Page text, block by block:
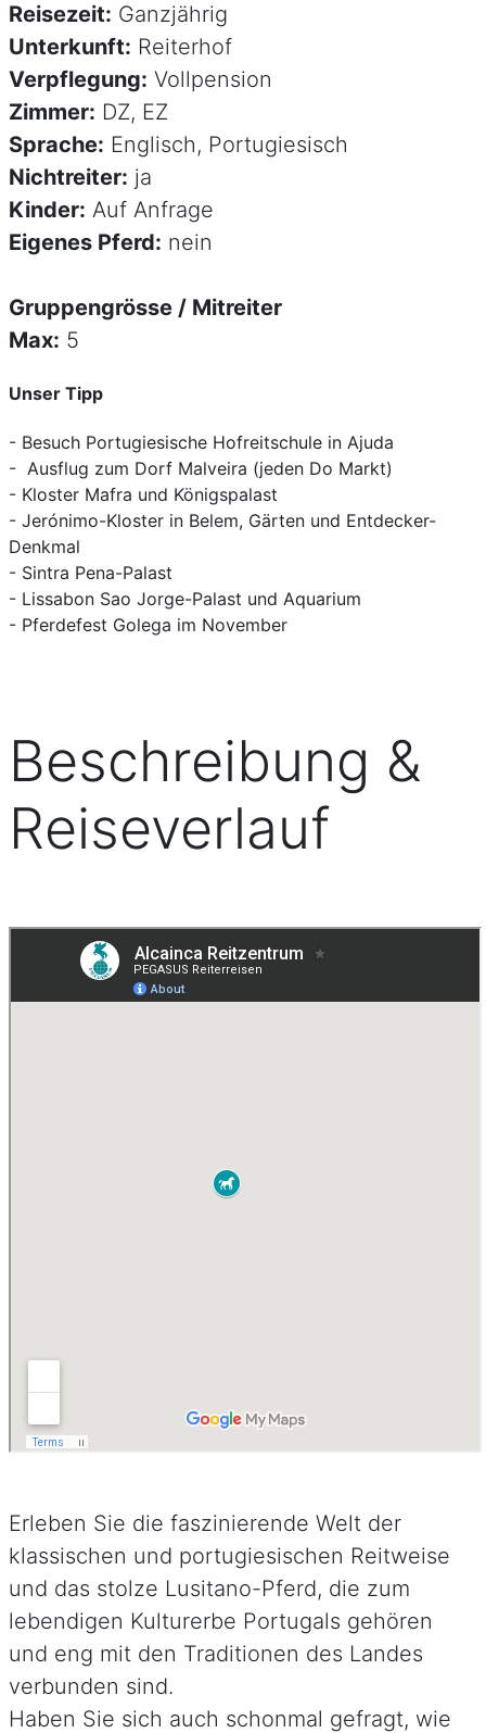
Reisezeit: Ganzjährig
Unterkunft: Reiterhof
Verpflegung: Vollpension
Zimmer: DZ, EZ
Sprache: Englisch, Portugiesisch
Nichtreiter: ja
Kinder: Auf Anfrage
Eigenes Pferd: nein
Gruppengrösse / Mitreiter
Max: 5
Unser Tipp
- Besuch Portugiesische Hofreitschule in Ajuda
- Ausflug zum Dorf Malveira (jeden Do Markt)
- Kloster Mafra und Königspalast
- Jerónimo-Kloster in Belem, Gärten und Entdecker-
Denkmal
- Sintra Pena-Palast
- Lissabon Sao Jorge-Palast und Aquarium
- Pferdefest Golega im November
Beschreibung &
Reiseverlauf
Erleben Sie die faszinierende Welt der
klassischen und portugiesischen Reitweise
und das stolze Lusitano-Pferd, die zum
lebendigen Kulturerbe Portugals gehören
und eng mit den Traditionen des Landes
verbunden sind.
Haben Sie sich auch schonmal gefragt, wie